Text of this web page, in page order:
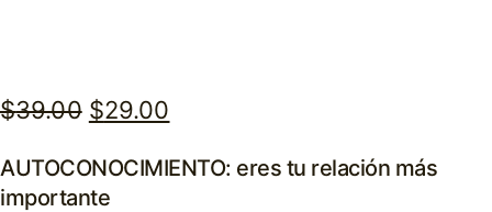
$39.00 Original
price
was:
$29.00
price
AUTOCONOCIMIENTO: eres tu relación más
importante